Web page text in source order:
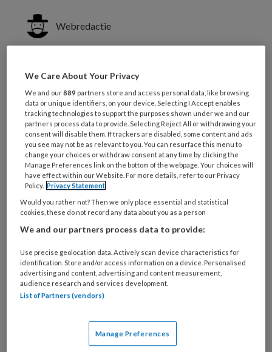
Webredactie
een langdurige loop
beschadigingen opgelopen aan verschillende
nagels. Ze is nu onder behandeling voor
een overmatige hoeveelheid hoornstof onder
nagel dig. 1 links. Deze nagel groeit ver uit
het nagelbed. De hoornstof is heel hard en
verkleefd en lijkt ‘vergroeid’ met het nagelbed.
hoornstof terug, waardoor de nagel niet terug
naar het nagelbed gaat. Toos Mennen geeft
Vraag & Antwoord Cliënt heeft overmatige
hoeveelheid hoornstof Podopost februari
Reageer op dit artikel Deel dit artikel
We Care About Your Privacy
We and our889 partners store and access personal data, like browsing
data or unique identifiers, on your device. Selecting I Accept enables
tracking technologies to support the purposes shown under we and our
partners process data to provide. Selecting Reject All or withdrawing your
consent will disable them. If trackers are disabled, some content and ads
you see may not be as relevant to you. You can resurface this menu to
change your choices or withdraw consent at any time by clicking the
Manage Preferences link on the bottom of the webpage. Your choices will
have effect within our Website. For more details, refer to our Privacy
Policy. Privacy Statement
Would you rather not? Then we only place essential and statistical
cookies, these do not record any data about you as a person
We and our partners process data to provide:
Use precise geolocation data. Actively scan device characteristics for
identification. Store and/or access information on a device. Personalised
advertising and content, advertising and content measurement,
audience research and services development.
List of Partners (vendors)
Manage Preferences